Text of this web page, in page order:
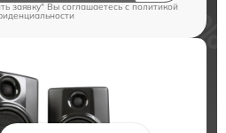
заявку" Вы соглашаетесь cполитикой